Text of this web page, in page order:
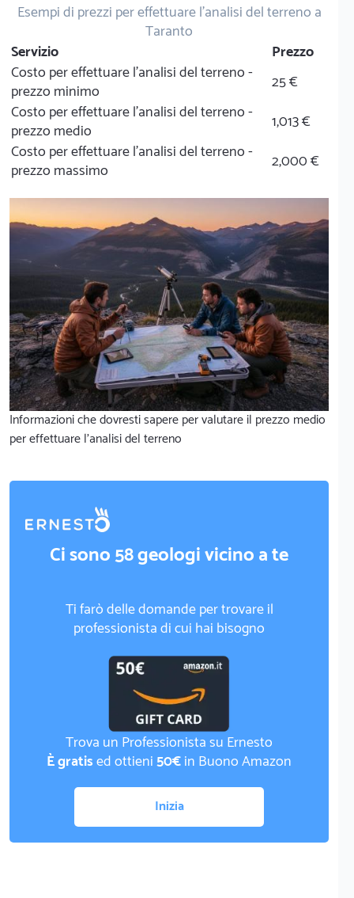
Esempi di prezzi per effettuare l'analisi del terreno a
Taranto
Servizio
Prezzo
Costo per effettuare l'analisi del terreno -
prezzo minimo
25 €
Costo per effettuare l'analisi del terreno -
prezzo medio
1,013 €
Costo per effettuare l'analisi del terreno -
prezzo massimo
2,000 €
Informazioni che dovresti sapere per valutare il prezzo medio
per effettuare l'analisi del terreno
Ci sono 58 geologi vicino a te
Ti farò delle domande per trovare il
professionista di cui hai bisogno
Trova un Professionista su Ernesto
È gratised ottieni50€in Buono Amazon
Inizia